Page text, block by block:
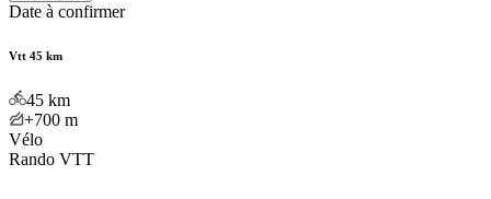
Date à confirmer
Vtt 45 km
45 km
+700 m
Vélo
Rando VTT